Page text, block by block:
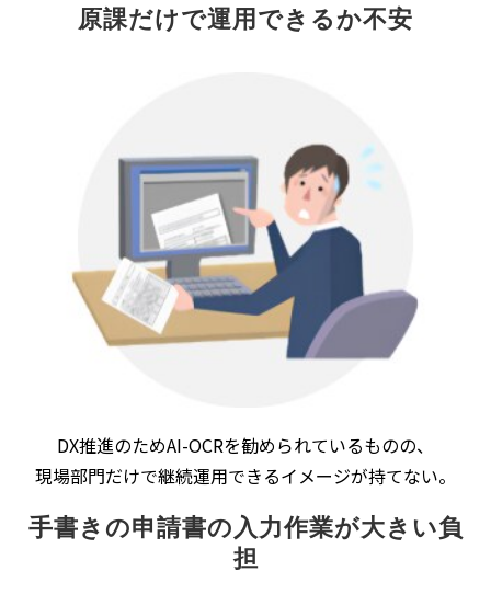
原課だけで運用できるか不安
DX推進のためAI-OCRを勧められているものの、
現場部門だけで継続運用できるイメージが持てない。
手書きの申請書の入力作業が大きい負
担